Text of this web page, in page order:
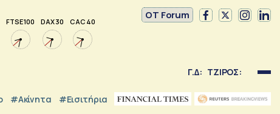
FTSE 100 DAX 30 CAC 40
OT Forum
Γ.Δ: ΤΖΙΡΟΣ:
#Ακίνητα #εισιτήρια